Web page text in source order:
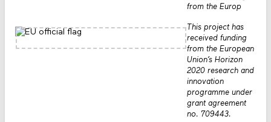
from the Europ
This project has
received funding
from the European
Union’s Horizon
2020 research and
innovation
programme under
grant agreement
no. 709443.